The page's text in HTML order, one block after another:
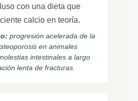
con una dieta que
calcio en teoría.
progresión acelerada de la
en animales
intestinales a largo
lenta de fracturas.